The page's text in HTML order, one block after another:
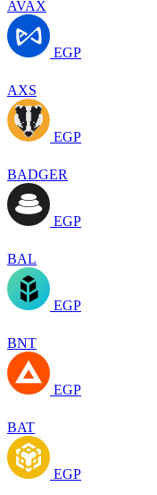
AVAX
EGP
AXS
EGP
BADGER
EGP
BAL
EGP
BNT
EGP
BAT
EGP